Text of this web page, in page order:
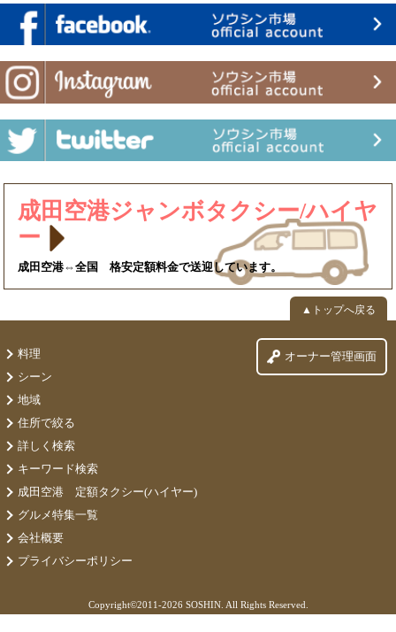
成田空港ジャンボタクシー/ハイヤ
ー
成田空港⇔全国 格安定額料金で送迎しています。
▲トップへ戻る
料理
シーン
地域
住所で絞る
詳しく検索
キーワード検索
成田空港 定額タクシー(ハイヤー)
グルメ特集一覧
会社概要
プライバシーポリシー
オーナー管理画面
Copyright©2011-2026 SOSHIN. All Rights Reserved.